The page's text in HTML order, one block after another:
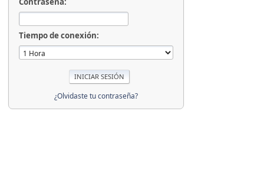
Tiempo de conexión:
¿Olvidaste tu contraseña?